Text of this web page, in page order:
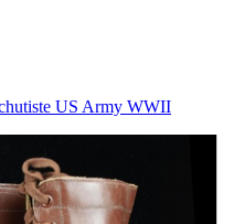
US Army WWII